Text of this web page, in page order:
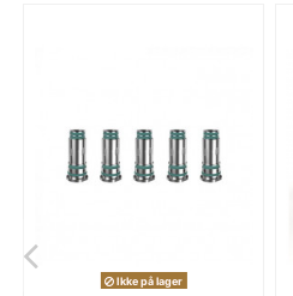
Ikke på lager